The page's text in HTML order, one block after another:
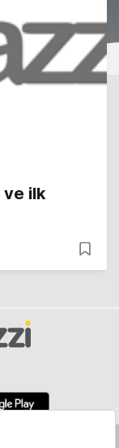
ve ilk